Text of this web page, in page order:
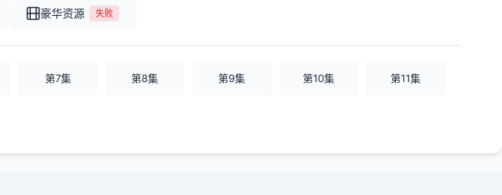
豪华资源 失败
第7集 第8集 第9集 第10集 第11集